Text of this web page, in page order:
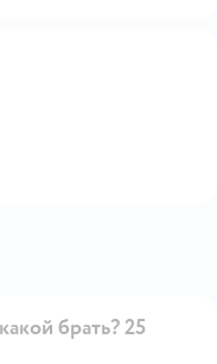
брать? 25